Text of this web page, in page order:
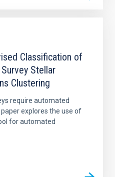
Classification of
Stellar
Clustering
require automated
explores the use of
for automated